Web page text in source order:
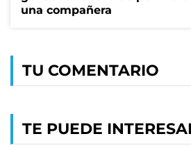
una compañera
TU COMENTARIO
TE PUEDE